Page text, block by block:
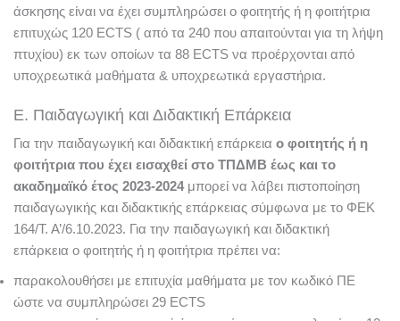
άσκησης είναι να έχει συμπληρώσει ο φοιτητής ή η φοιτήτρια
επιτυχώς 120 ECTS ( από τα 240 που απαιτούνται για τη λήψη
πτυχίου) εκ των οποίων τα 88 ECTS να προέρχονται από
υποχρεωτικά μαθήματα & υποχρεωτικά εργαστήρια.
Ε. Παιδαγωγική και Διδακτική Επάρκεια
Για την παιδαγωγική και διδακτική επάρκεια ο φοιτητής ή η
φοιτήτρια που έχει εισαχθεί στο ΤΠΔΜΒ έως και το
ακαδημαϊκό έτος 2023-2024μπορεί να λάβει πιστοποίηση
παιδαγωγικής και διδακτικής επάρκειας σύμφωνα με το ΦΕΚ
164/Τ. Α’/6.10.2023. Για την παιδαγωγική και διδακτική
επάρκεια ο φοιτητής ή η φοιτήτρια πρέπει να:
παρακολουθήσει με επιτυχία μαθήματα με τον κωδικό ΠΕ
ώστε να συμπληρώσει 29 ECTS